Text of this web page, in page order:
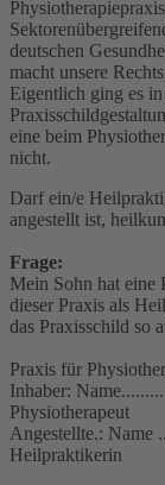
deutschen
macht unsere
Eigentlich ging es
eine beim
nicht.
Darf ein/e
angestellt ist,
Frage:
Mein Sohn hat eine
dieser Praxis als
das Praxisschild so
Praxis für
Inhaber:
Physiotherapeut
Angestellte.: Name
Heilpraktikerin